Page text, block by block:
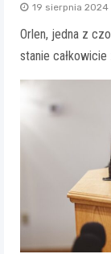
19 sierpnia 2024
Orlen, jedna z
stanie